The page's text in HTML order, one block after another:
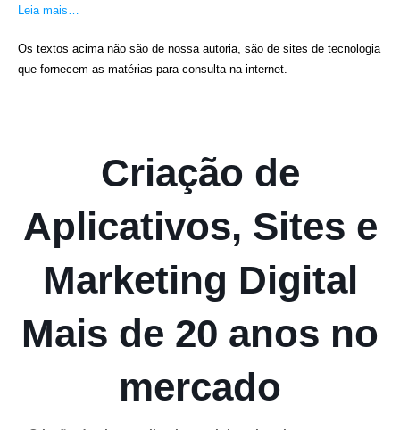
Leia mais…
Os textos acima não são de nossa autoria, são de sites de tecnologia
que fornecem as matérias para consulta na internet.
Criação de
Aplicativos, Sites e
Marketing Digital
Mais de 20 anos no
mercado